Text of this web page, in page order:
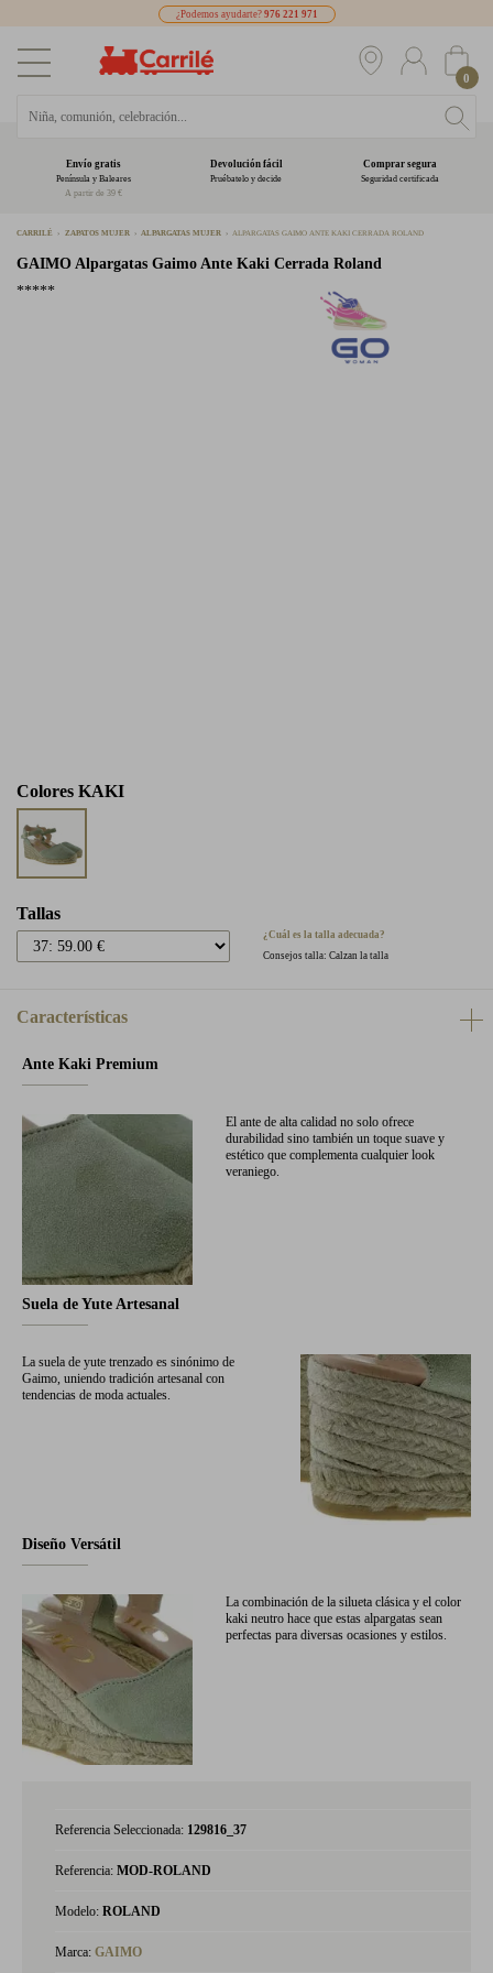
¿Podemos ayudarte? 976 221 971
0
Envío gratis
Península y Baleares
A partir de 39 €
Devolución fácil
Pruébatelo y decide
Comprar segura
Seguridad certificada
CARRILÉ ZAPATOS MUJER ALPARGATAS MUJER ALPARGATAS GAIMO ANTE KAKI CERRADA ROLAND
GAIMO Alpargatas Gaimo Ante Kaki Cerrada Roland
*****
Colores KAKI
Tallas
¿Cuál es la talla adecuada?
Consejos talla: Calzan la talla
Características
Ante Kaki Premium
El ante de alta calidad no solo ofrece
durabilidad sino también un toque suave y
estético que complementa cualquier look
veraniego.
Suela de Yute Artesanal
La suela de yute trenzado es sinónimo de
Gaimo, uniendo tradición artesanal con
tendencias de moda actuales.
Diseño Versátil
La combinación de la silueta clásica y el color
kaki neutro hace que estas alpargatas sean
perfectas para diversas ocasiones y estilos.
Referencia Seleccionada: 129816_37
Referencia: MOD-ROLAND
Modelo: ROLAND
Marca: GAIMO